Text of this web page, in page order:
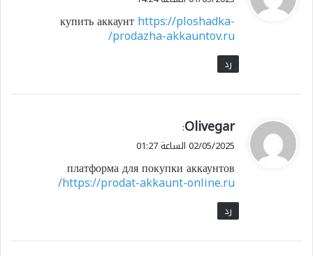
ل
купить аккаунтhttps://ploshadka-
prodazha-akkauntov.ru/
رد
ي
ق
ل
Olivegar
:
02/05/2025 الساعة 01:27
платформа для покупки аккаунтов
https://prodat-akkaunt-online.ru/
رد